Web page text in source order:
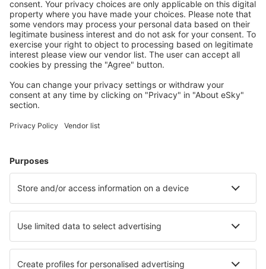
Prețuri atractive și oferte speciale pentru utilizatorii
conectați.
Cazarea preferată
Alege din peste 1,3 mil. de opţiuni: hoteluri, cabane,
Cele mai căutate cazări de către utilizatorii eSky
Cazare în Marbella
Cazare în Malaga Cazare în Barcelona
Cazare în San Sebastian Cazare în Cordoba
Cazare în Zaragoza Cazare în Valencia